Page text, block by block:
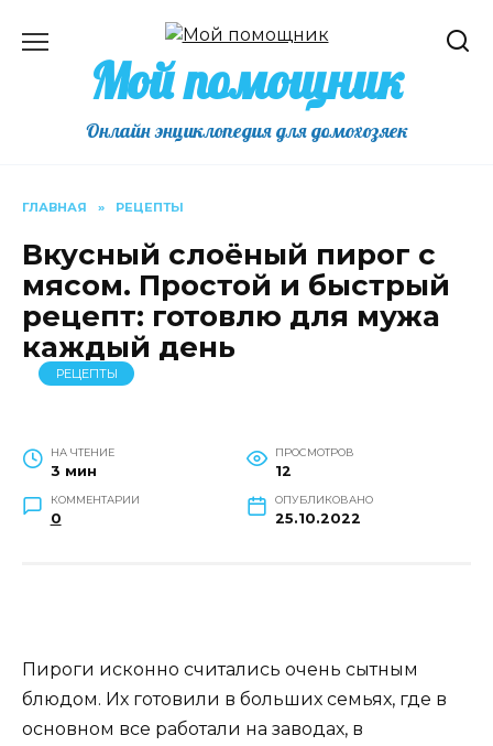
содержаниюМой помощник
Онлайн энциклопедия для домохозяек
ГЛАВНАЯ » РЕЦЕПТЫ
Вкусный слоёный пирог с
мясом. Простой и быстрый
рецепт: готовлю для мужа
каждый день
РЕЦЕПТЫ
НА ЧТЕНИЕ
3 мин
ПРОСМОТРОВ
12
КОММЕНТАРИИ
0
ОПУБЛИКОВАНО
25.10.2022
Пироги исконно считались очень сытным
блюдом. Их готовили в больших семьях, где в
основном все работали на заводах, в